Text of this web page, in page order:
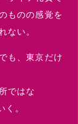
ものの感覚を
ない。
も、東京だけ
ではな
く。